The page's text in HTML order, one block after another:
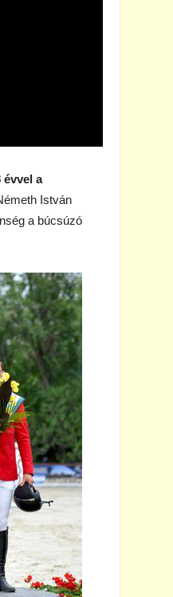
évvel a
István
a búcsúzó